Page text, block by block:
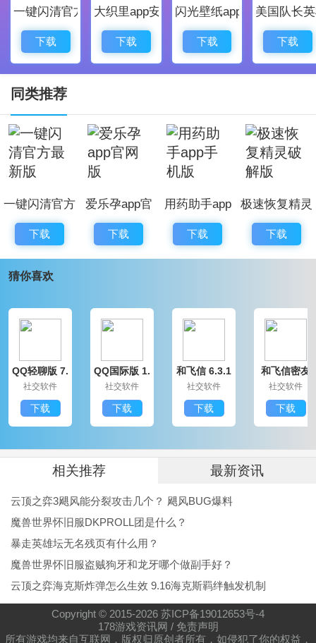
户都能在软件中获取最好，最舒适的体验。
2、更改指定或全部种子的限速，设置文件优先级，
支持DHT、LSD、uTP、UPnP、NET-PMP，下载后移动
文件，支持SD卡。
1、修复了bug，优化了一些交互体验
2、优化了程序的稳定性，更加流畅
3、调整了部分页面布局，让界面更加整洁美观
4、新增模块
一键闪清官方最新版
下载
大织里app安卓版
下载
闪光壁纸app安卓最新版
下载
美国队长
下载
同类推荐
一键闪清官方
最新版
下载
爱乐孕app官
网版
下载
用药助手app
手机版
下载
极速恢复精灵
破解版
下载
猜你喜欢
QQ轻聊版 7.
9.14314.0
社交软件
下载
QQ国际版 1.
91.1370.0
社交软件
下载
和飞信 6.3.1
200
社交软件
下载
和飞信密友
圈版 6.3.120
社交软件
下载
相关推荐 最新资讯
云顶之弈3飓风能分裂攻击几个？ 飓风BUG爆料
魔兽世界怀旧服DKPROLL团是什么？
暴走英雄坛无名残页有什么用？
魔兽世界怀旧服盗贼狗牙和龙牙哪个做副手好？
云顶之弈海克斯炸弹怎么生效 9.16海克斯羁绊触发机制
Copyright © 2015-2026 苏ICP备19012653号-4
178游戏资讯网 / 免责声明
所有游戏均来自互联网，版权归原创者所有，如侵犯了你的权益，